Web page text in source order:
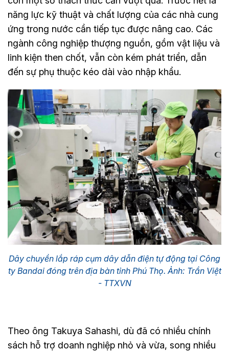
năng lực kỹ thuật và chất lượng của các nhà cung
ứng trong nước cần tiếp tục được nâng cao. Các
ngành công nghiệp thượng nguồn, gồm vật liệu và
linh kiện then chốt, vẫn còn kém phát triển, dẫn
đến sự phụ thuộc kéo dài vào nhập khẩu.
Dây chuyền lắp ráp cụm dây dẫn điện tự động tại Công
ty Bandai đóng trên địa bàn tỉnh Phú Thọ. Ảnh: Trần Việt
- TTXVN
Theo ông Takuya Sahashi, dù đã có nhiều chính
sách hỗ trợ doanh nghiệp nhỏ và vừa, song nhiều